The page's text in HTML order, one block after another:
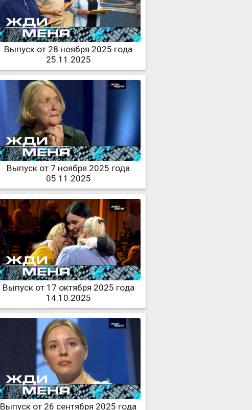
Выпуск от 28 ноября 2025 года
25.11.2025
Выпуск от 7 ноября 2025 года
05.11.2025
Выпуск от 17 октября 2025 года
14.10.2025
Выпуск от 26 сентября 2025 года